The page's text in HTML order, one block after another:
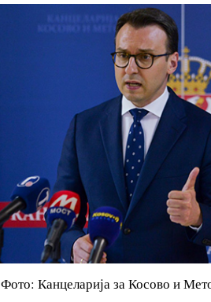
Фото: Канцеларија за Косово и